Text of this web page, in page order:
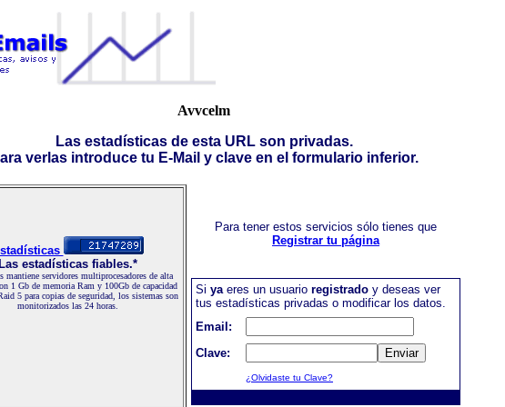
Avvcelm
Las estadísticas de esta URL son privadas.
verlas introduce tu E-Mail y clave en el formulario inferior.
Las estadísticas fiables.*
mantiene servidores multiprocesadores de alta
1 Gb de memoria Ram y 100Gb de capacidad
5 para copias de seguridad, los sistemas son
monitorizados las 24 horas.
Para tener estos servicios sólo tienes que
Registrar tu página
Si yaeres un usuario registrado y deseas ver
tus estadísticas privadas o modificar los datos.
Email:
Clave:
¿Olvidaste tu Clave?